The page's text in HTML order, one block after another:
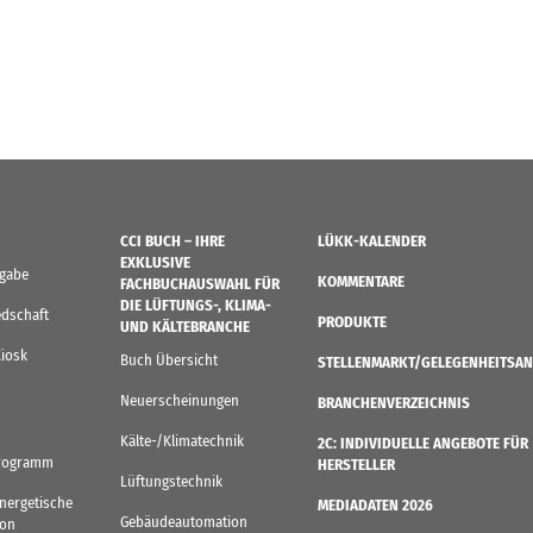
CCI BUCH – IHRE
EXKLUSIVE
FACHBUCHAUSWAHL FÜR
DIE LÜFTUNGS-, KLIMA-
UND KÄLTEBRANCHE
Buch Übersicht
Neuerscheinungen
Kälte-/Klimatechnik
Lüftungstechnik
Gebäudeautomation
LÜKK-KALENDER
KOMMENTARE
PRODUKTE
STELLENMARKT/
BRANCHENVERZEICHNIS
2C: INDIVIDUELLE ANGEBOTE FÜR
HERSTELLER
MEDIADATEN 2026